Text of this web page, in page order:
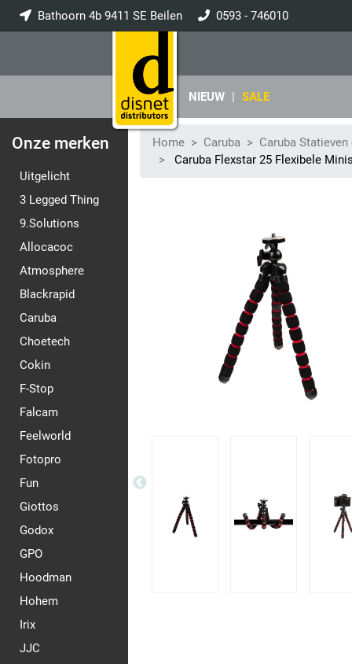
Bathoorn 4b 9411 SE Beilen 0593 - 746010
NIEUW | SALE
Onze merken
Uitgelicht
3 Legged Thing
9.Solutions
Allocacoc
Atmosphere
Blackrapid
Caruba
Choetech
Cokin
F-Stop
Falcam
Feelworld
Fotopro
Fun
Giottos
Godox
GPO
Hoodman
Hohem
Irix
JJC
Home Caruba
Caruba
Caruba Flexstar 25 Flexibele